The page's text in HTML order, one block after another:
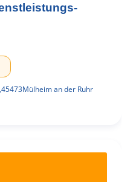
,45473Mülheim an der Ruhr